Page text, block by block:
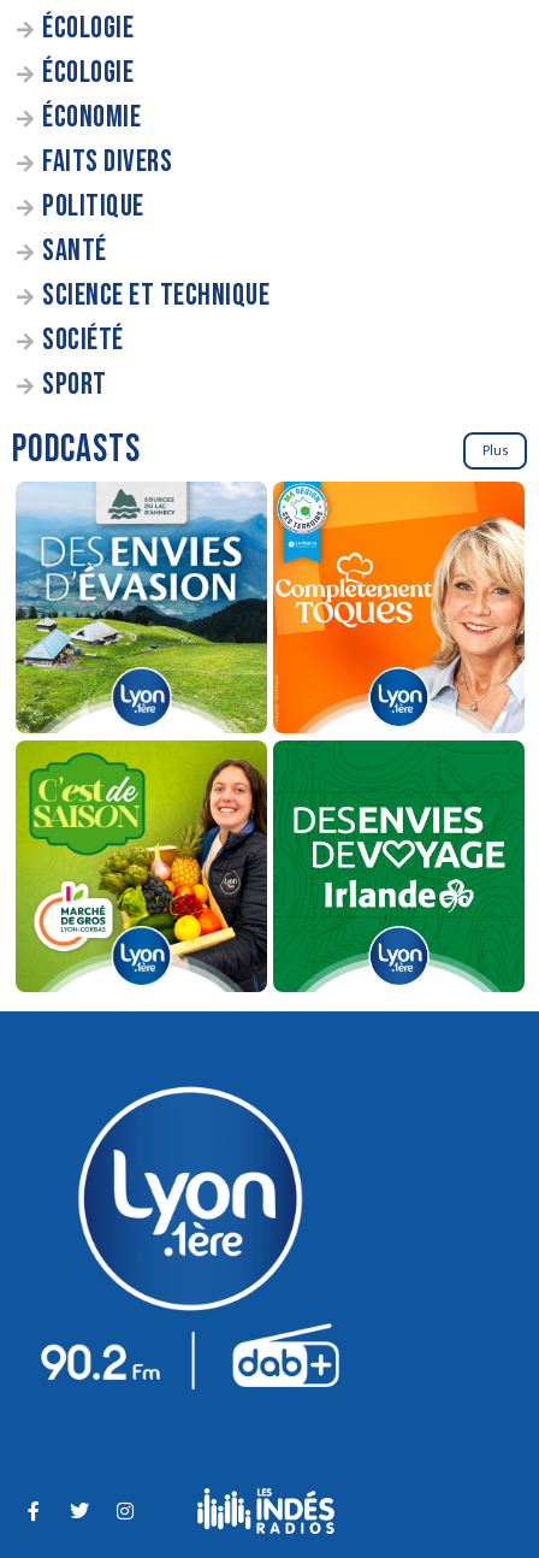
ÉCOLOGIE
ÉCOLOGIE
ÉCONOMIE
FAITS DIVERS
POLITIQUE
SANTÉ
SCIENCE ET TECHNIQUE
SOCIÉTÉ
SPORT
PODCASTS Plus